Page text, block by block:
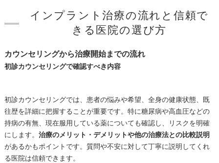
インプラント治療の流れと信頼で
きる医院の選び方
カウンセリングから治療開始までの流れ
初診カウンセリングで確認すべき内容
初診カウンセリングでは、患者の悩みや希望、全身の健康状態、既
往歴を詳細に把握することが重要です。特に糖尿病や高血圧などの
持病の有無、現在服用している薬についても確認し、リスクを明確
にします。 治療のメリット・デメリットや他の治療法との比較説明
があるかもポイントです。質問や不安に対して丁寧に説明してくれ
る医院は信頼できます。